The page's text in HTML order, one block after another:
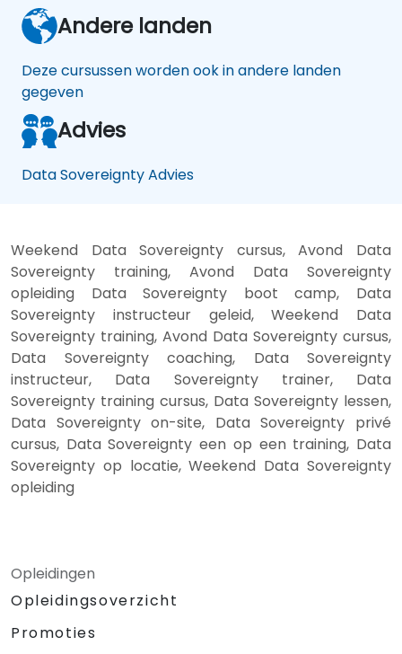
Andere landen
Deze cursussen worden ook in andere landen
gegeven
Advies
Data Sovereignty Advies
Weekend Data Sovereignty cursus, Avond Data
Sovereignty training, Avond Data Sovereignty
opleiding Data Sovereignty boot camp, Data
Sovereignty instructeur geleid, Weekend Data
Sovereignty training, Avond Data Sovereignty cursus,
Data Sovereignty coaching, Data Sovereignty
instructeur, Data Sovereignty trainer, Data
Sovereignty training cursus, Data Sovereignty lessen,
Data Sovereignty on-site, Data Sovereignty privé
cursus, Data Sovereignty een op een training, Data
Sovereignty op locatie, Weekend Data Sovereignty
opleiding
Opleidingen
Opleidingsoverzicht
Promoties